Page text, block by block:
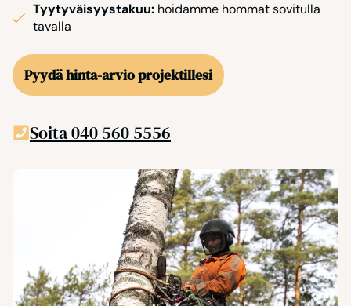
Tyytyväisyystakuu: hoidamme hommat sovitulla
tavalla
Pyydä hinta-arvio projektillesi
Soita 040 560 5556